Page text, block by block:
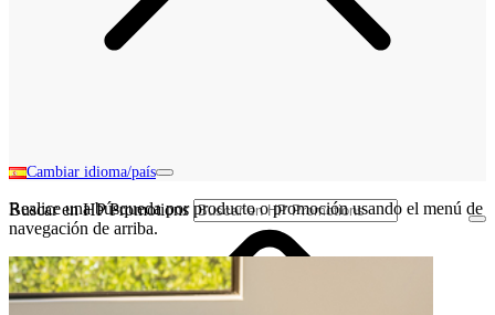
Cambiar idioma/país
Buscar en HP Promotions
Realice una búsqueda por producto o promoción usando el menú de
navegación de arriba.